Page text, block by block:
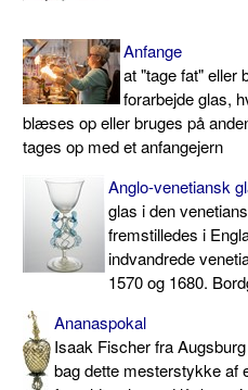
Anfange
at "tage fat" eller
forarbejde glas,
blæses op eller bruges på
tages op med et anfangejern
Anglo-venetiansk
glas i den
fremstilledes i
indvandrede
1570 og 1680.
Ananaspokal
Isaak Fischer fra
bag dette mesterstykke af